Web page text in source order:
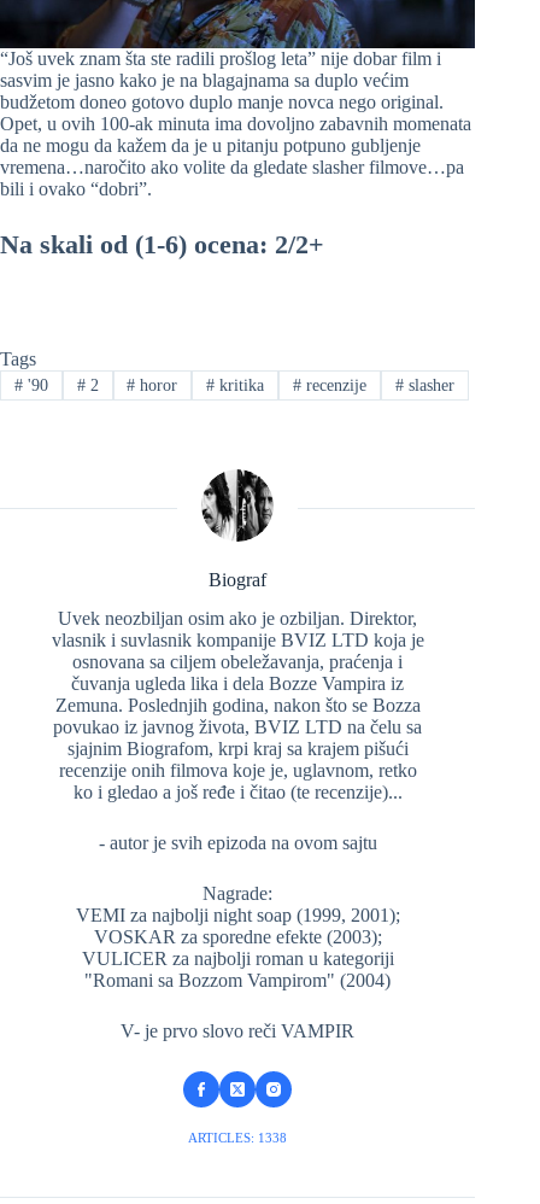
“Još uvek znam šta ste radili prošlog leta” nije dobar film i
sasvim je jasno kako je na blagajnama sa duplo većim
budžetom doneo gotovo duplo manje novca nego original.
Opet, u ovih 100-ak minuta ima dovoljno zabavnih momenata
da ne mogu da kažem da je u pitanju potpuno gubljenje
vremena…naročito ako volite da gledate slasher filmove…pa
bili i ovako “dobri”.
Na skali od (1-6) ocena: 2/2+
Tags
#'90 #2 # horor # kritika # recenzije #slasher
Biograf
Uvek neozbiljan osim ako je ozbiljan. Direktor,
vlasnik i suvlasnik kompanije BVIZ LTD koja je
osnovana sa ciljem obeležavanja, praćenja i
čuvanja ugleda lika i dela Bozze Vampira iz
Zemuna. Poslednjih godina, nakon što se Bozza
povukao iz javnog života, BVIZ LTD na čelu sa
sjajnim Biografom, krpi kraj sa krajem pišući
recenzije onih filmova koje je, uglavnom, retko
ko i gledao a još ređe i čitao (te recenzije)...
- autor je svih epizoda na ovom sajtu
Nagrade:
VEMI za najbolji night soap (1999, 2001);
VOSKAR za sporedne efekte (2003);
VULICER za najbolji roman u kategoriji
"Romani sa Bozzom Vampirom" (2004)
V- je prvo slovo reči VAMPIR
ARTICLES: 1338